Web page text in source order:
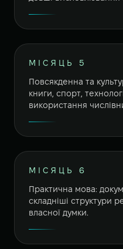
МІСЯЦЬ 5
Повсякденна та
книги, спорт,
використання
МІСЯЦЬ 6
Практична мова:
складніші структури
власної думки.